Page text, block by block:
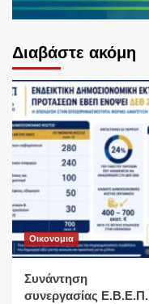
Διαβάστε ακόμη
Οικονομια
Συνάντηση
συνεργασίας Ε.Β.Ε.Π.